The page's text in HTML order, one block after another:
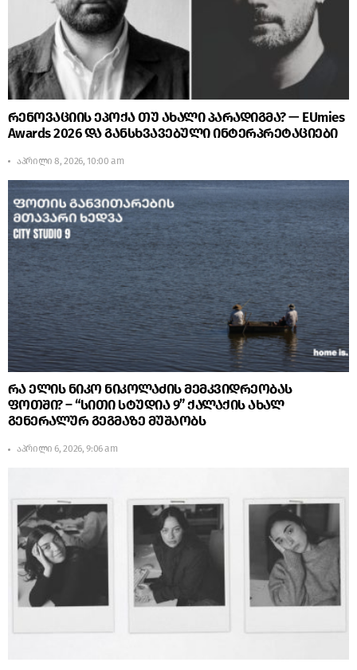
რენოვაციის ეპოქა თუ ახალი პარადიგმა? — EUmies
Awards 2026 და განსხვავებული ინტერპრეტაციები
აპრილი 8, 2026, 10:00 am
რა ელის ნიკო ნიკოლაძის მემკვიდრეობას
ფოთში? – “სითი სტუდია 9” ქალაქის ახალ
გენერალურ გეგმაზე მუშაობს
აპრილი 6, 2026, 9:06 am